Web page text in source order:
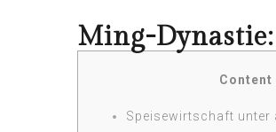
Ming-
Content
Speisewirtschaft unter